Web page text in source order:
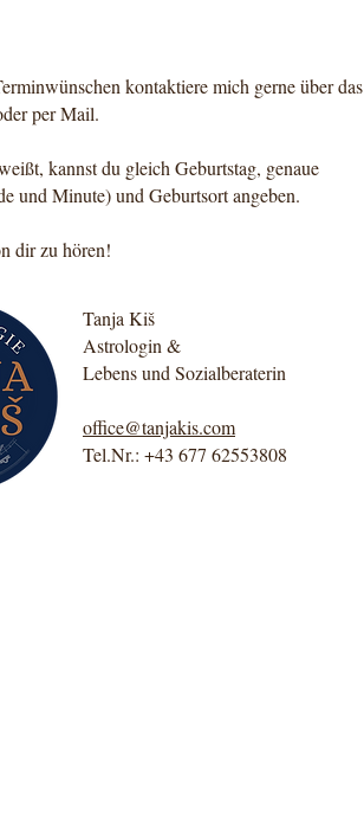
kontaktiere mich gerne über das
per Mail.
kannst du gleich Geburtstag, genaue
und Minute) und Geburtsort angeben.
dir zu hören!
Tanja Kiš
Astrologin &
Lebens und Sozialberaterin
office@tanjakis.com
Tel.Nr.: +43 677 62553808